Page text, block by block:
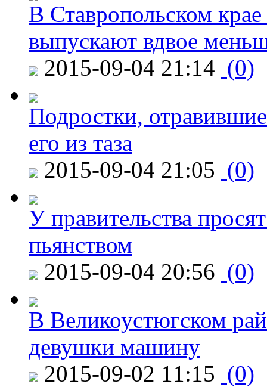
В Ставропольском
выпускают вдвое
2015-09-04 21:14 (0)
Подростки,
его из таза
2015-09-04 21:05 (0)
У правительства
пьянством
2015-09-04 20:56 (0)
В Великоустюгском
девушки машину
2015-09-02 11:15 (0)